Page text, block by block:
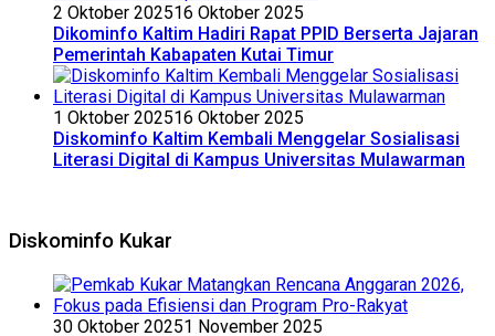
2 Oktober 202516 Oktober 2025
Dikominfo Kaltim Hadiri Rapat PPID Berserta Jajaran
Pemerintah Kabapaten Kutai Timur
1 Oktober 202516 Oktober 2025
Diskominfo Kaltim Kembali Menggelar Sosialisasi
Literasi Digital di Kampus Universitas Mulawarman
Diskominfo Kukar
30 Oktober 20251 November 2025